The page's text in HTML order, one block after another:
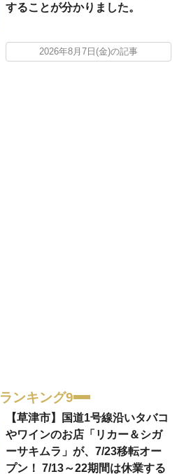
することが分かりました。
2026年8月7日(金)の記事
ランキング9
【草津市】国道1号線沿いタバコ
やワインのお店「リカー＆シガ
ーサキムラ」が、7/23移転オー
プン！ 7/13～22期間は休業する